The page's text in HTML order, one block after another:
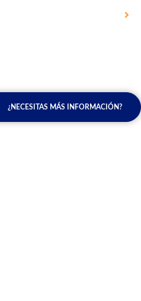
¿NECESITAS MÁS INFORMACIÓN?